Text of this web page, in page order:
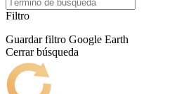
Filtro
Guardar filtro Google Earth
Cerrar búsqueda